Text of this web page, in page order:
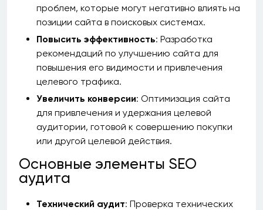
проблем, которые могут негативно влиять на
позиции сайта в поисковых системах.
Повысить эффективность: Разработка
рекомендаций по улучшению сайта для
повышения его видимости и привлечения
целевого трафика.
Увеличить конверсии: Оптимизация сайта
для привлечения и удержания целевой
аудитории, готовой к совершению покупки
или другой целевой действия.
Основные элементы SEO
аудита
Технический аудит: Проверка технических